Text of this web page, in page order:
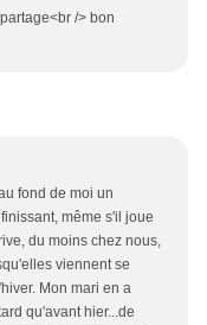
/> bon
fond de moi un
même s'il joue
du moins chez nous,
viennent se
Mon mari en a
qu'avant hier...de